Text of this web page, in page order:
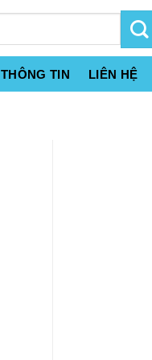
THÔNG TIN LIÊN HỆ